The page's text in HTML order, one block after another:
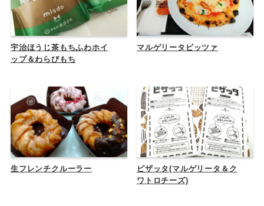
宇治ほうじ茶もちふわホイ
ップ＆わらびもち
マルゲリータピッツァ
生フレンチクルーラー
ピザッタ(マルゲリータ＆ク
ワトロチーズ)